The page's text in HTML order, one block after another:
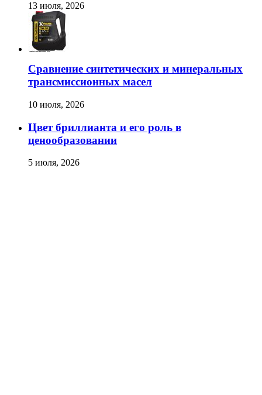
13 июля, 2026
Сравнение синтетических и минеральных
трансмиссионных масел
10 июля, 2026
Цвет бриллианта и его роль в
ценообразовании
5 июля, 2026